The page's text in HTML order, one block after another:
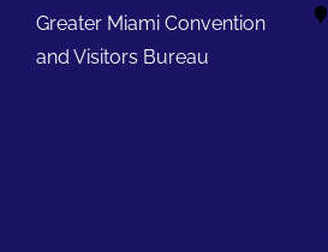
Greater Miami Convention
and Visitors Bureau